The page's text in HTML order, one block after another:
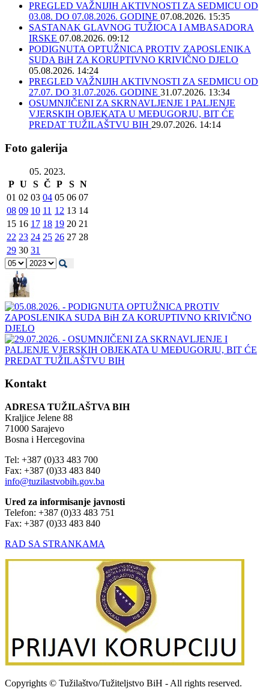
PREGLED VAŽNIJIH AKTIVNOSTI ZA SEDMICU OD
03.08. DO 07.08.2026. GODINE 07.08.2026. 15:35
SASTANAK GLAVNOG TUŽIOCA I AMBASADORA
IRSKE 07.08.2026. 09:12
PODIGNUTA OPTUŽNICA PROTIV ZAPOSLENIKA
SUDA BiH ZA KORUPTIVNO KRIVIČNO DJELO
05.08.2026. 14:24
PREGLED VAŽNIJIH AKTIVNOSTI ZA SEDMICU OD
27.07. DO 31.07.2026. GODINE 31.07.2026. 13:34
OSUMNJIČENI ZA SKRNAVLJENJE I PALJENJE
VJERSKIH OBJEKATA U MEĐUGORJU, BIT ĆE
PREDAT TUŽILAŠTVU BIH 29.07.2026. 14:14
Foto galerija
05. 2023.
P U S Č P S N
01 02 03 04 05 06 07
08 09 10 11 12 13 14
15 16 17 18 19 20 21
22 23 24 25 26 27 28
29 30 31
Kontakt
ADRESA TUŽILAŠTVA BIH
Kraljice Jelene 88
71000 Sarajevo
Bosna i Hercegovina
Tel: +387 (0)33 483 700
Fax: +387 (0)33 483 840
info@tuzilastvobih.gov.ba
Ured za informisanje javnosti
Telefon: +387 (0)33 483 751
Fax: +387 (0)33 483 840
RAD SA STRANKAMA
Copyrights © Tužilaštvo/Tužiteljstvo BiH - All rights reserved.